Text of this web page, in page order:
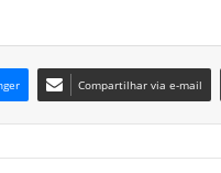
Compartilhar via e-mail